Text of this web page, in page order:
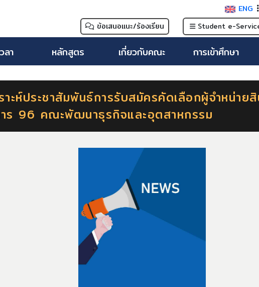
ENG
ข้อเสนอแนะ/ร้องเรียน Student e-
ลา หลักสูตร เกี่ยวกับคณะ การเข้าศึกษา
าะห์ประชาสัมพันธ์การรับสมัครคัดเลือกผู้จำหน่า
ร 96 คณะพัฒนาธุรกิจและอุตสาหกรรม